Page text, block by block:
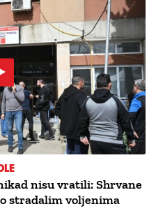
nisu vratili: Shrvane
stradalim voljenima